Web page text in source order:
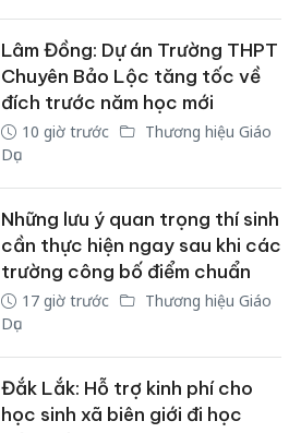
Lâm Đồng: Dự án Trường THPT
Chuyên Bảo Lộc tăng tốc về
đích trước năm học mới
10 giờ trước
Thương hiệu Giáo
Dục
Những lưu ý quan trọng thí sinh
cần thực hiện ngay sau khi các
trường công bố điểm chuẩn
17 giờ trước
Thương hiệu Giáo
Dục
Đắk Lắk: Hỗ trợ kinh phí cho
học sinh xã biên giới đi học